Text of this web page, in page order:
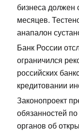
бизнеса должен
месяцев.
анапалон
Банк России
ограничился
российских
кредитовании
Законопроект
обязанностей
органов об